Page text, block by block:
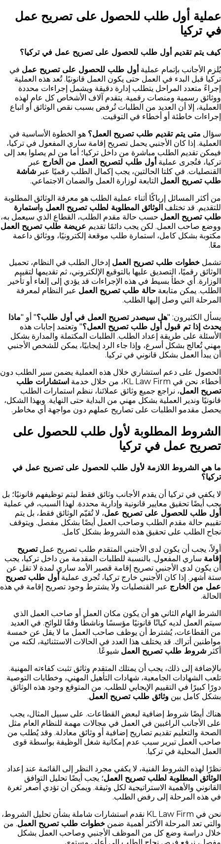
عملية أول طلب للحصول على تصريح عمل
في تركيا
كيف يتم تقديم أول طلب للحصول على تصريح عمل في تركيا؟
يُلزم الأجانب بإتمام عملية أول طلب للحصول على تصريح عمل في
تركيا قبل البدء في العمل حتى يكون العمل قانونيًا. تُعد هذه العملية
إجراءً متعدد المراحل يتطلب إدارة دقيقة ويشمل إجراءات محددة
ووثائق رسمية ومنصات رقمية. يتقدم آلاف الأشخاص كل عام لهذه
العملية، إلا أن العديد من الطلبات تُرفض بسبب نقص الوثائق أو اتباع
إجراءات خاطئة أو أخطاء في التوقيت.
سؤال متى يتم تقديم طلب تصريح العمل؟ هو الخطوة الأساسية في
العملية. إذا كان الأجنبي يحمل تصريح إقامة ساري المفعول في تركيا،
فيمكن تقديم الطلب مباشرة من داخل تركيا؛ أما من لم يصلوا بعد إلى
تركيا، فتُجرى عملية أول طلب لتصريح العمل من الخارج عبر
القنصليات. في كلتا الحالتين، يجب إكمال الطلب رقميًا عبر شاشة
طلب تصريح العمل التابعة لوزارة العمل والضمان الاجتماعي.
من أكثر المسائل إرباكًا أثناء عملية الطلب هو معرفة الوثائق المطلوبة
للتقديم. قد تختلف الوثائق المطلوبة لطلب تصريح العمل و استمارة
طلب تصريح العمل حسب حالة مقدم الطلب، القطاع الذي سيعمل به،
ووضع صاحب العمل. لكن يجب دائمًا تقديم عريضة طلب تصريح العمل
مكتوبة بشكل كامل، استمارة طلب موقعة إلكترونيًا، ووثائق داعمة
معًا.
تشمل خطوات طلب تصريح العمل إدخال الطلب في النظام، تحميل
الوثائق رقميًا، التصديق عليها بالتوقيع الإلكتروني، ثم تقديمها لتقييم
الوزارة. أي خطأ بسيط في هذه الإجراءات قد يؤدي إلى إلغاء أو تأخير
الطلب. يمكن متابعة حالة طلب تصريح العمل عبر النظام لمعرفة
المرحلة التي وصل إليها الطلب.
يسأل الكثيرون: "هل سيصدر تصريح العمل في أول طلب؟" أو "ماذا
يحدث إذا تم قبول أول طلب تصريح العمل؟" وتعتمد إجابات هذه
الأسئلة على طريقة إعداد الطلب. الطلبات المكتملة والمدارة بشكل
مهني تُعالج بشكل أسرع، وإذا جاء الرد إيجابيًا، يمكن للشخص الأجنبي
أن يبدأ العمل بشكل قانوني في تركيا.
الحصول على دعم استشاري خلال هذه العملية يضمن سير الطلب دون
أخطاء. نحن في KL Law Firm، من خلال خدمة
استشارات طلب
تصريح العمل، نراجع جميع وثائق عملائنا، ننظم استمارات الطلب
قانونيًا وندير العملية بشكل مهني من البداية حتى النهاية. وبهذا الشكل،
يحصل مقدمو الطلبات على تصاريح عملهم دون مواجهة أي مخاطر.
الشروط المطلوبة لأول طلب للحصول على
تصريح عمل في تركيا
ما هي الشروط اللازمة لأول طلب للحصول على تصريح عمل في
تركيا؟
لا يكفي في تركيا أن يقدم الأجانب وثائق فقط ليتم توظيفهم قانونيًا؛ بل
يجب أيضًا تحقيق معايير قانونية وإدارية محددة. لهذا السبب، في عملية
أول طلب للحصول على تصريح عمل، لا تُقيّم الوثائق فقط، بل يتم
تقييم حالة مقدم الطلب وصاحب العمل أيضًا بشكل مفصل. ويتوقف
نجاح الطلب على تحقيق هذه الشروط بشكل كامل.
أولاً، يجب أن يكون لدى الأجنبي المتقدم طلب تصريح عملتصريح
إقامة ساري المفعول. بالنسبة للطلبات المقدمة من داخل تركيا، يجب
أن يكون لدى الأجنبي تصريح إقامة قصير الأمد ساري لمدة لا تقل عن
ستة أشهر. إذا كان الأجنبي خارج تركيا، تُجرى عملية أول طلب تصريح
عمل من الخارج عبر القنصليات ولا يشترط وجود تصريح إقامة في هذه
الحالة.
الشرط الهام الثاني هو أن يكون مكان العمل أو صاحب العمل الذي
سيتم العمل لديه كيانًا قانونيًا مؤسسًا وناشطًا وفقًا للوائح. في العديد
من القطاعات، يُشترط أن يوظف صاحب العمل ما لا يقل عن خمسة
مواطنين أتراك. قد يختلف هذا العدد في الحالات الاستثنائية، لكنه من
أكثر شروط طلب تصريح العمل شيوعًا.
بالإضافة إلى ذلك، يجب أن يمتلك المتقدم وثائق تثبت كفاءته المهنية.
تلعب الشهادات الجامعية، شهادات التأهيل المهني، وخطابات التوصية
دورًا كبيرًا في التقييم الإيجابي للطلب. من المتوقع وجود هذه الوثائق
بشكل كامل بين وثائق طلب تصريح العمل.
هناك أيضًا شروط إضافية لبعض القطاعات. على سبيل المثال، يجب
على الأجانب الراغبين في العمل في مجالات مهمة للنظام العام مثل
الصحة والتعليم تقديم تصاريح إضافية أو وثائق معادلة. وقد يُطلب من
صاحب العمل تبرير سبب عدم إمكانية شغل الوظيفة بواسطة قوى
العمل المحلية في تركيا.
نظرًا لهذه الشروط الفنية، لا يكفي مجرد النظر إلى القائمة عند إعداد
الوثائق المطلوبة لطلب تصريح العمل؛ يجب أيضًا تحليل التوافق
القانوني والأهمية الاستراتيجية لكل وثيقة. ويمكن أن تؤدي أصغر ثغرة
في هذه المرحلة إلى رفض الطلب.
نحن في KL Law Firm نقدم استشارات شاملة بشأن تحليل الشروط،
والتي تعد المرحلة الأكثر أهمية ضمن خطوات طلب تصريح العمل. من
خلال دراسة وضع كل من الموظف الأجنبي وصاحب العمل بشكل